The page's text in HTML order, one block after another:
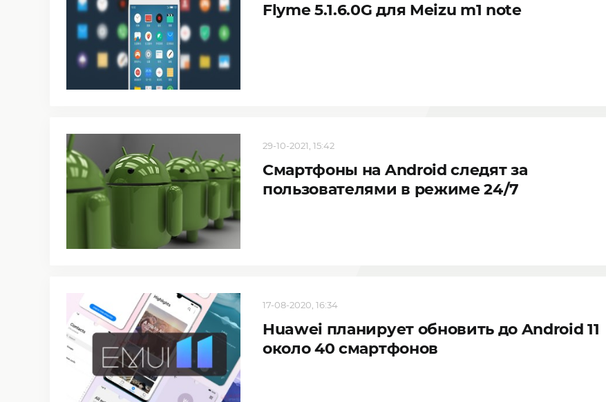
Flyme 5.1.6.0G для Meizu m1 note
29-10-2021, 15:42
Смартфоны на Android следят за
пользователями в режиме 24/7
17-08-2020, 16:34
Huawei планирует обновить до Android 11
около 40 смартфонов